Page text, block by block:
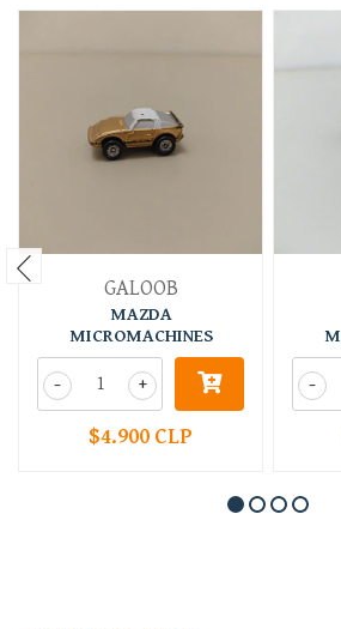
GALOOB
MAZDA
MICROMACHINES
+
-
$4.900 CLP
-